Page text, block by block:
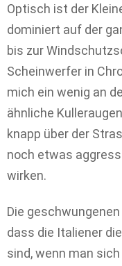
Optisch ist der
dominiert auf der
bis zur
Scheinwerfer in
mich ein wenig an
ähnliche
knapp über der
noch etwas
wirken.
Die
dass die Italiener
sind, wenn man